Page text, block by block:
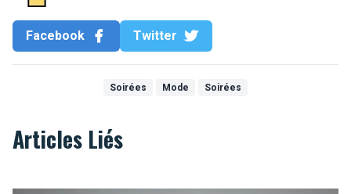
Facebook Twitter
Soirées Mode Soirées
Articles Liés